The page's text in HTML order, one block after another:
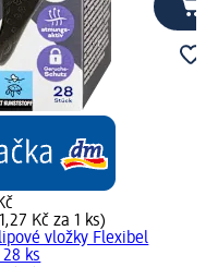
Kč za 1 ks)
vložky Flexibel
ks